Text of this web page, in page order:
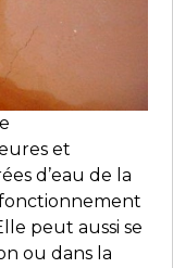
et
d’eau de la
peut aussi se
ou dans la